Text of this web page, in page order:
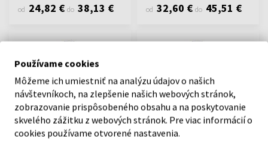
od 24,82 € do 38,13 € od 32,60 € do 45,51 €
Jimmy Choo Man Blue
Toaletná voda
Jimmy Choo Man Blue
Toaletná voda - Tester
Používame cookies
Môžeme ich umiestniť na analýzu údajov o našich
návštevníkoch, na zlepšenie našich webových stránok,
zobrazovanie prispôsobeného obsahu a na poskytovanie
skvelého zážitku z webových stránok. Pre viac informácií o
cookies používame otvorené nastavenia.